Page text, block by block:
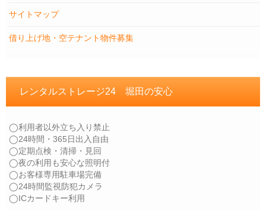
サイトマップ
借り上げ地・空テナント物件募集
レンタルストレージ24 堀田の安心
◯利用者以外立ち入り禁止
◯24時間・365日出入自由
◯定期点検・清掃・見回
◯夜の利用も安心な照明付
◯お客様専用駐車場完備
◯24時間監視防犯カメラ
◯ICカードキー利用